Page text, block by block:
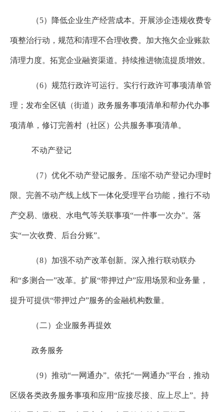
（5）降低企业生产经营成本。开展涉企违规收费专
项整治行动，规范和清理不合理收费。加大拖欠企业账款
清理力度。拓宽企业融资渠道。持续推进物流提质增效。
（6）规范行政许可运行。实行行政许可事项清单管
理；发布全区镇（街道）政务服务事项清单和帮办代办事
项清单，修订完善村（社区）公共服务事项清单。
不动产登记
（7）优化不动产登记服务。压缩不动产登记办理时
限。完善不动产线上线下一体化受理平台功能，推行不动
产交易、缴税、水电气等关联事项“一件事一次办”。落
实“一次收费、后台分账”。
（8）加强不动产改革创新。深入推行联动联办
和“多测合一”改革。扩展“带押过户”应用场景和业务量，
提升可提供“带押过户”服务的金融机构数量。
（二）企业服务再提效
政务服务
（9）推动“一网通办”。依托“一网通办”平台，推动
区级各类政务服务事项和应用“应接尽接、应上尽上”。持